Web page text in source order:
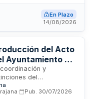
las Fiestas del
de Navidad. La
uno o ambos. El
de la
seguridad en
En Plazo
14/08/2026
del Acto
Ayuntamiento de
y
del
El contrato incluye
audiovisual,
Pub. 30/07/2026